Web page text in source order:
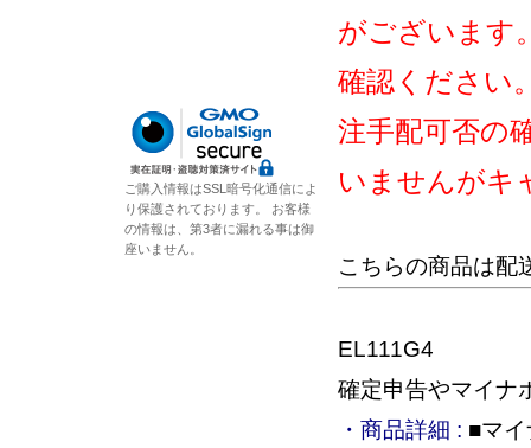
がございます
確認ください
注手配可否の
いませんがキ
こちらの商品は配
EL111G4
確定申告やマイナ
・商品詳細 : ■マ
ご購入情報はSSL暗号化通信によ
り保護されております。 お客様
の情報は、第3者に漏れる事は御
座いません。